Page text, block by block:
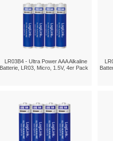
LR03B4 - Ultra Power AAA Alkaline
Batterie, LR03, Micro, 1.5V, 4er Pack